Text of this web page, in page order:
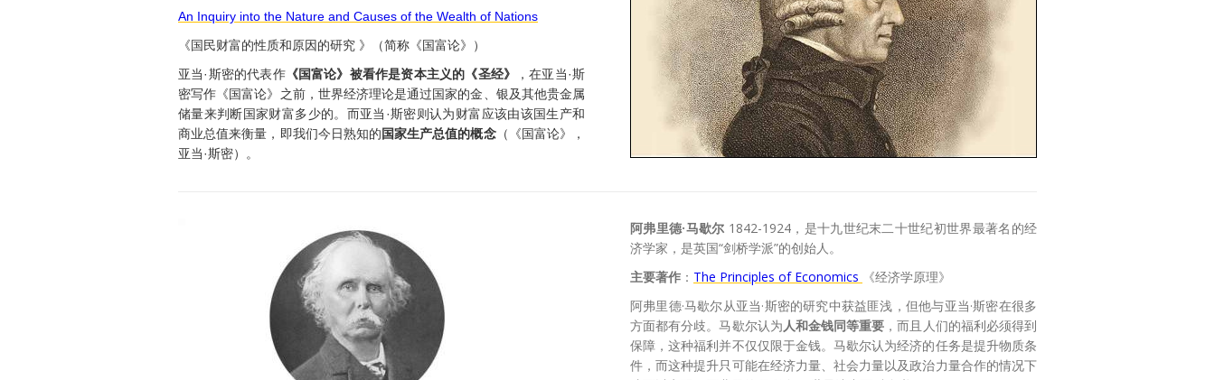
An Inquiry into the Nature and Causes of the Wealth of Nations
《国民财富的性质和原因的研究 》（简称《国富论》）
亚当·斯密的代表作《国富论》被看作是资本主义的《圣经》
，在亚当·斯
密写作《国富论》之前，世界经济理论是通过国家的金、银及其他贵金属
储量来判断国家财富多少的。而亚当·斯密则认为财富应该由该国生产和
商业总值来衡量，即我们今日熟知的国家生产总值的概念（《国富论》，
亚当·斯密）。
阿弗里德·马歇尔 1842-1924，是十九世纪末二十世纪初世界最著名的经
济学家，是英国“剑桥学派”的创始人。
主要著作 ： The Principles of Economics
《经济学原理》
阿弗里德·马歇尔从亚当·斯密的研究中获益匪浅，但他与亚当·斯密在很多
方面都有分歧。马歇尔认为人和金钱同等重要 ，而且人们的福利必须得到
保障，这种福利并不仅仅限于金钱。马歇尔认为经济的任务是提升物质条
件，而这种提升只可能在经济力量、社会力量以及政治力量合作的情况下